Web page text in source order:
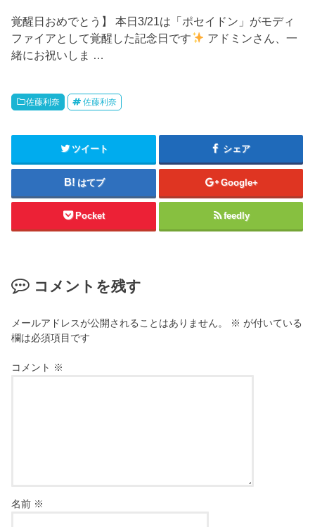
覚醒日おめでとう】 本日3/21は「ポセイドン」がモディ
ファイアとして覚醒した記念日です
アドミンさん、一
緒にお祝いしま …
佐藤利奈 佐藤利奈
ツイート シェア
はてブ Google+
Pocket feedly
コメントを残す
メールアドレスが公開されることはありません。 ※ が付いている
欄は必須項目です
コメント ※
名前 ※